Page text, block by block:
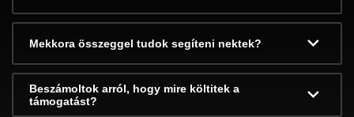
Mekkora összeggel tudok segíteni nektek?
Beszámoltok arról, hogy mire költitek a
támogatást?